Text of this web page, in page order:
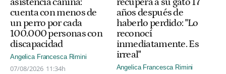
cuenta con menos de
un perro por cada
100.000 personas con
discapacidad
Angelica Francesca Rimini
07/08/2026 11:34h
años después de
haberlo perdido: "Lo
reconocí
inmediatamente. Es
irreal"
Angelica Francesca Rimini